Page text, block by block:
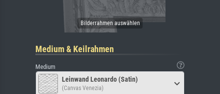
Medium & Keilrahmen
Medium
Leinwand Leonardo (Satin)
(Canvas Venezia)